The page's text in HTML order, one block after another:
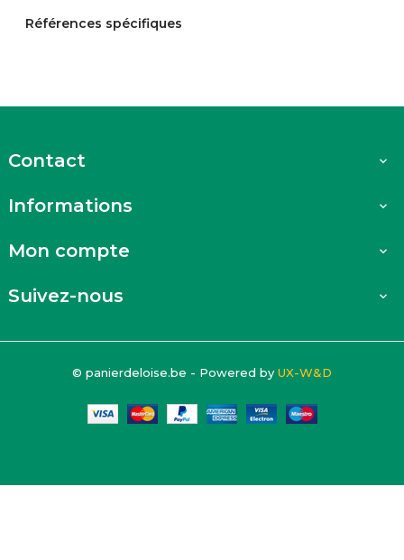
Références spécifiques
Contact 
Informations 
Mon compte 
Suivez-nous 
© panierdeloise.be - Powered by UX-W&D